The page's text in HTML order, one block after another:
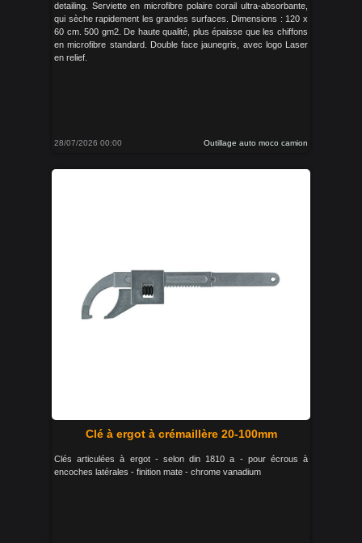
detailing. Serviette en microfibre polaire corail ultra-absorbante,
qui sèche rapidement les grandes surfaces. Dimensions : 120 x
60 cm. 500 gm2. De haute qualité, plus épaisse que les chiffons
en microfibre standard. Double face jaunegris, avec logo Laser
en relief.
28/07/2026 00:00 Outillage auto moco camion
Clé à ergot à crémaillère 20-100mm
Clés articulées à ergot - selon din 1810 a - pour écrous à
encoches latérales - finition mate - chrome vanadium